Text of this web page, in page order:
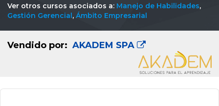
Ver otros cursos asociados a: Manejo de Habilidades,
Gestión Gerencial, Ámbito Empresarial
Vendido por: AKADEM SPA